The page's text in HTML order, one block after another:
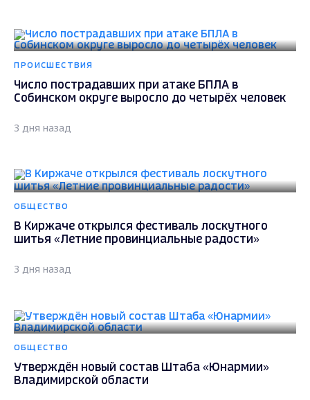
ПРОИСШЕСТВИЯ
Число пострадавших при атаке БПЛА в
Собинском округе выросло до четырёх человек
3 дня назад
ОБЩЕСТВО
В Киржаче открылся фестиваль лоскутного
шитья «Летние провинциальные радости»
3 дня назад
ОБЩЕСТВО
Утверждён новый состав Штаба «Юнармии»
Владимирской области